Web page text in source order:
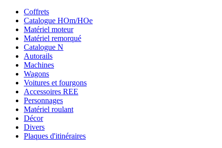
Coffrets
Catalogue HOm/HOe
Matériel moteur
Matériel remorqué
Catalogue N
Autorails
Machines
Wagons
Voitures et fourgons
Accessoires REE
Personnages
Matériel roulant
Décor
Divers
Plaques d'itinéraires